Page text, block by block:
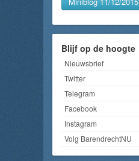
Blijf op de hoogte
Nieuwsbrief
Twitter
Telegram
Facebook
Instagram
Volg BarendrechtNU